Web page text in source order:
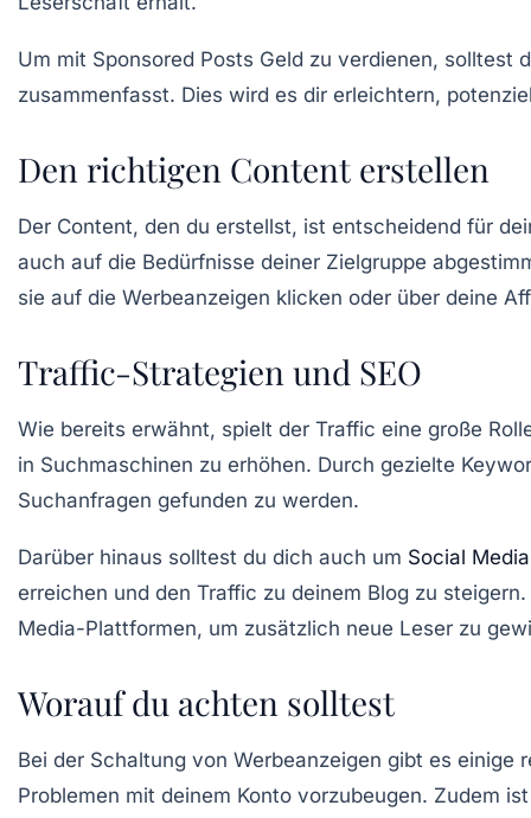
Um mit Sponsored Posts Geld zu verdienen, solltest
zusammenfasst. Dies wird es dir erleichtern,
Den richtigen Content erstellen
Der Content, den du erstellst, ist entscheidend für
auch auf die Bedürfnisse deiner Zielgruppe
sie auf die Werbeanzeigen klicken oder über deine
Traffic-Strategien und SEO
Wie bereits erwähnt, spielt der Traffic eine große
in Suchmaschinen zu erhöhen. Durch gezielte
Suchanfragen gefunden zu werden.
Darüber hinaus solltest du dich auch um Social Media
erreichen und den Traffic zu deinem Blog zu
Media-Plattformen, um zusätzlich neue Leser zu
Worauf du achten solltest
Bei der Schaltung von Werbeanzeigen gibt es
Problemen mit deinem Konto vorzubeugen. Zudem